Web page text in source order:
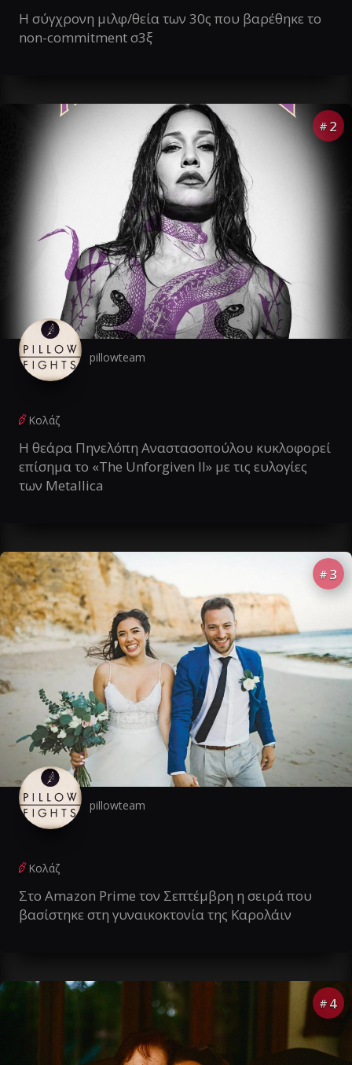
Η σύγχρονη μιλφ/θεία των 30ς που βαρέθηκε το
non-commitment σ3ξ
# 2
pillowteam
Κολάζ
Η θεάρα Πηνελόπη Αναστασοπούλου κυκλοφορεί
επίσημα το «The Unforgiven II» με τις ευλογίες
των Metallica
# 3
pillowteam
Κολάζ
Στο Amazon Prime τον Σεπτέμβρη η σειρά που
βασίστηκε στη γυναικοκτονία της Καρολάιν
# 4